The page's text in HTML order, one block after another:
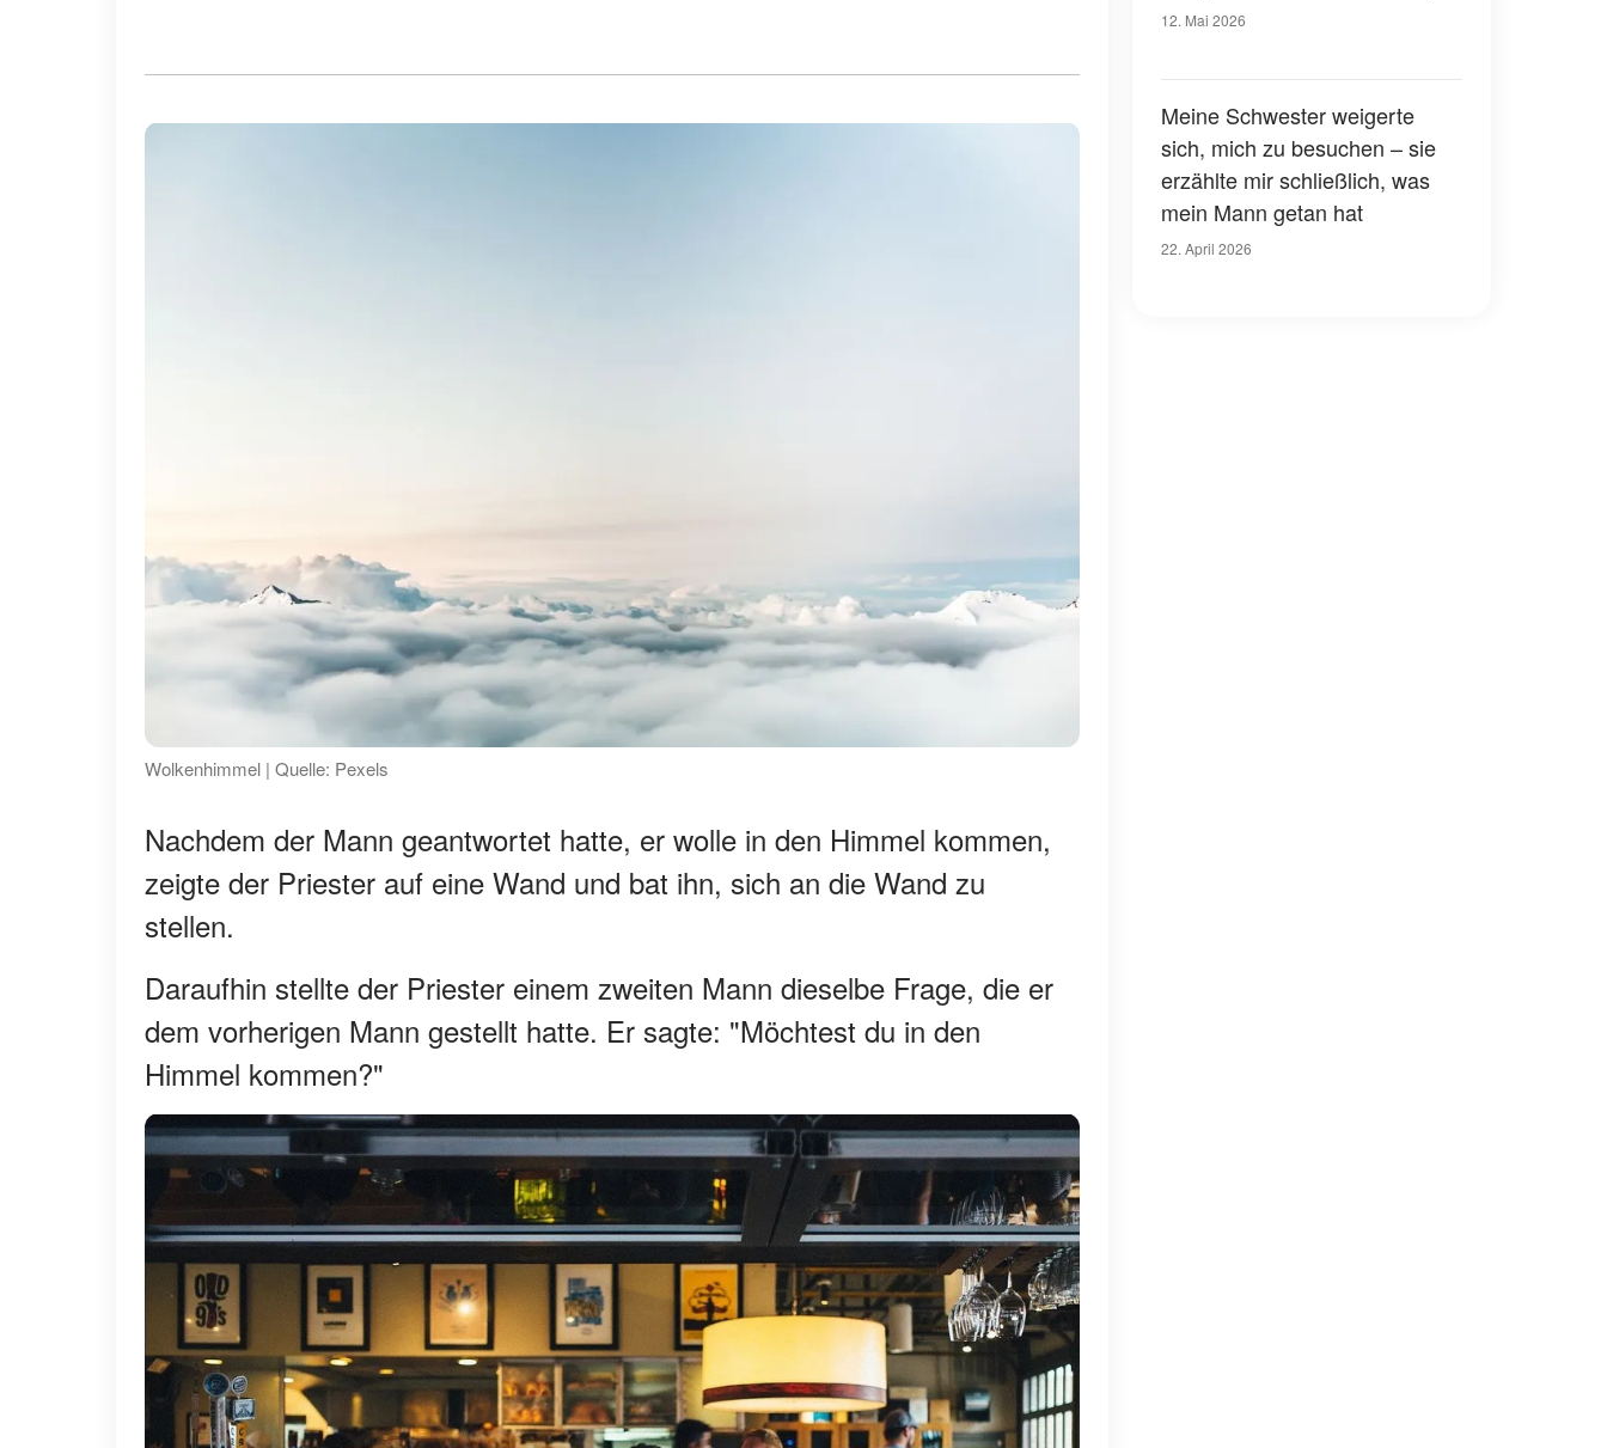
Wolkenhimmel | Quelle: Pexels
Nachdem der Mann geantwortet hatte, er wolle in den Himmel kommen,
zeigte der Priester auf eine Wand und bat ihn, sich an die Wand zu
stellen.
Daraufhin stellte der Priester einem zweiten Mann dieselbe Frage, die er
dem vorherigen Mann gestellt hatte. Er sagte: "Möchtest du in den
Himmel kommen?"
12. Mai 2026
Meine Schwester weigerte
sich, mich zu besuchen – sie
erzählte mir schließlich, was
mein Mann getan hat
22. April 2026